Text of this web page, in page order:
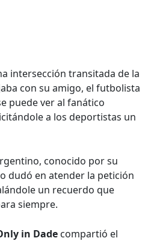
intersección transitada de la
con su amigo, el futbolista
puede ver al fanático
a los deportistas un
conocido por su
dudó en atender la petición
un recuerdo que
siempre.
in Dade compartió el